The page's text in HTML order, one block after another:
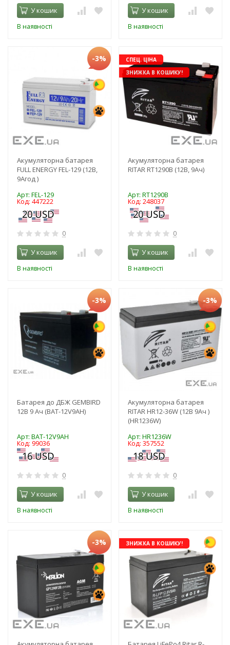
У кошик
В наявності
У кошик
В наявності
-3%
Акумуляторна батарея
FULL ENERGY FEL-129 (12В,
9Агод )
Арт: FEL-129
Код: 447222
0
У кошик
В наявності
СПЕЦ. ЦІНА
ЗНИЖКА В КОШИКУ!
Акумуляторна батарея
RITAR RT1290B (12В, 9Ач)
Арт: RT1290B
Код: 248037
0
У кошик
В наявності
-3%
Батарея до ДБЖ GEMBIRD
12В 9 Ач (BAT-12V9AH)
Арт: BAT-12V9AH
Код: 99036
0
У кошик
В наявності
-3%
Акумуляторна батарея
RITAR HR12-36W (12В 9Ач )
(HR1236W)
Арт: HR1236W
Код: 357552
0
У кошик
В наявності
-3% ЗНИЖКА В КОШИКУ!